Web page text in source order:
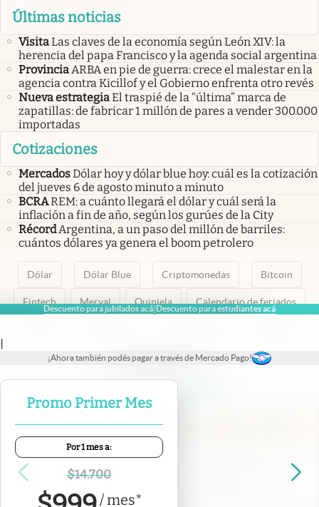
Descuento para jubilados acá|Descuento para estudiantes acá
|
¡Ahora también podés pagar a través de Mercado Pago!
Promo Primer Mes
Por 1 mes a:
$14.700
/mes*
Últimas noticias
VisitaLas claves de la economía según León XIV: la
herencia del papa Francisco y la agenda social argentina
ProvinciaARBA en pie de guerra: crece el malestar en la
agencia contra Kicillof y el Gobierno enfrenta otro revés
Nueva estrategiaEl traspié de la “última” marca de
zapatillas: de fabricar 1 millón de pares a vender 300.000
importadas
Cotizaciones
MercadosDólar hoy y dólar blue hoy: cuál es la cotización
del jueves 6 de agosto minuto a minuto
BCRAREM: a cuánto llegará el dólar y cuál será la
inflación a fin de año, según los gurúes de la City
RécordArgentina, a un paso del millón de barriles:
cuántos dólares ya genera el boom petrolero
Dólar Dólar Blue Criptomonedas Bitcoin
Fintech Merval Quiniela Calendario de feriados
abre en nueva pestaña
abre en nueva pestaña
abre en nueva pestaña
abre en nueva pestaña
abre en nueva pestaña
Portal de Proveedores